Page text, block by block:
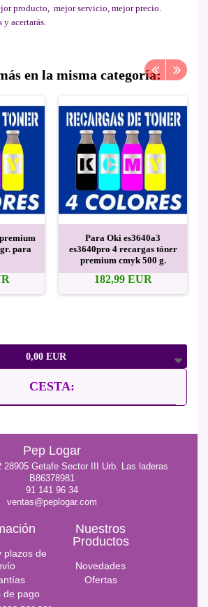
0,00 EUR
CESTA:
producto, mejor servicio, mejor precio.
acertarás.
en la misma categoría:
para
Para Oki es3640a3
es3640pro 4 recargas tóner
premium cmyk 500 g.
182,99 EUR
Pep Logar
28905 Getafe Sector III Urb. Las laderas
B86378981
91 141 96 34
ventas@peplogar.com
plazos de
de pago
Nuestros
Productos
Novedades
Ofertas